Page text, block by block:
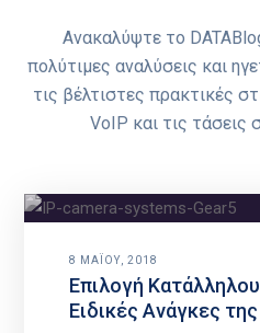
Ανακαλύψτε το
πολύτιμες αναλύσεις και
τις βέλτιστες πρακτικές
VoIP και τις τάσεις
8 ΜΑΪ́ΟΥ, 2018
Επιλογή Κατάλληλου
Ειδικές Ανάγκες